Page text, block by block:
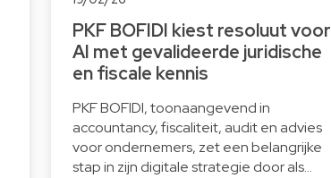
PKF BOFIDI kiest resoluut voor
AI met gevalideerde juridische
en fiscale kennis
PKF BOFIDI, toonaangevend in
accountancy, fiscaliteit, audit en advies
voor ondernemers, zet een belangrijke
stap in zijn digitale strategie door als…